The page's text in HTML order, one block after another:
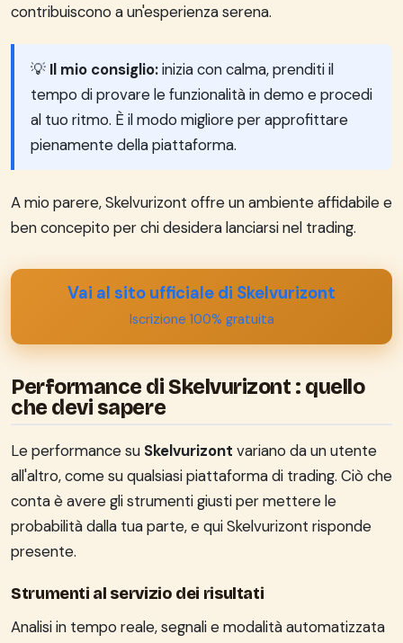
contribuiscono a un'esperienza serena.
💡 Il mio consiglio:inizia con calma, prenditi il
tempo di provare le funzionalità in demo e procedi
al tuo ritmo. È il modo migliore per approfittare
pienamente della piattaforma.
A mio parere, Skelvurizont offre un ambiente affidabile e
ben concepito per chi desidera lanciarsi nel trading.
Vai al sito ufficiale di Skelvurizont
Iscrizione 100% gratuita
Performance di Skelvurizont : quello
che devi sapere
Le performance su Skelvurizont variano da un utente
all'altro, come su qualsiasi piattaforma di trading. Ciò che
conta è avere gli strumenti giusti per mettere le
probabilità dalla tua parte, e qui Skelvurizont risponde
presente.
Strumenti al servizio dei risultati
Analisi in tempo reale, segnali e modalità automatizzata